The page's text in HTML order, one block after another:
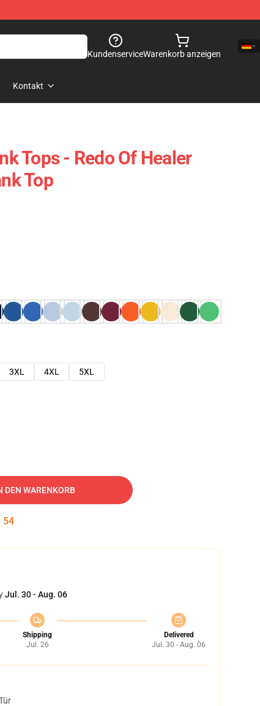
KundenserviceWarenkorb anzeigen
Kontakt
Tops - Redo Of Healer
Top
3XL 4XL
5XL
DEN WARENKORB
53
Jul. 30 - Aug. 06
Shipping
Jul. 26
Delivered
Jul. 30 - Aug. 06